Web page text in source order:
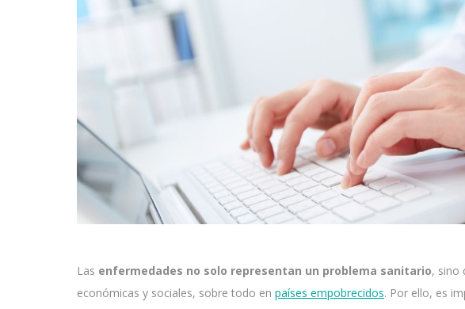
Las enfermedades no solo representan un problema sanitario, sino
económicas y sociales, sobre todo en países empobrecidos. Por ello, es